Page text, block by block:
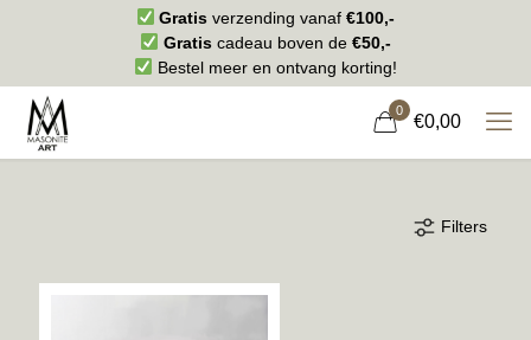
Gratis verzending vanaf€100,-
Gratiscadeau boven de €50,-
Bestel meer en ontvang korting!
0
€0,00
Filters